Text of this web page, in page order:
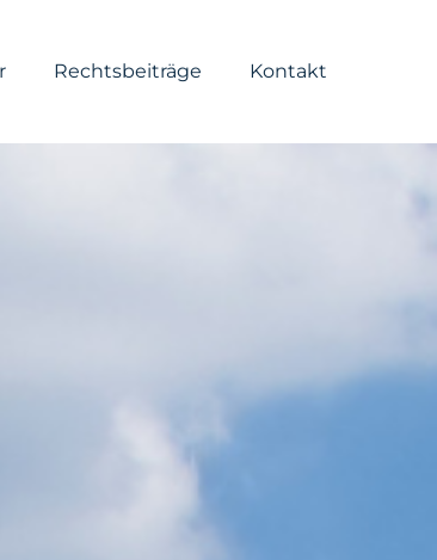
Rechtsbeiträge Kontakt